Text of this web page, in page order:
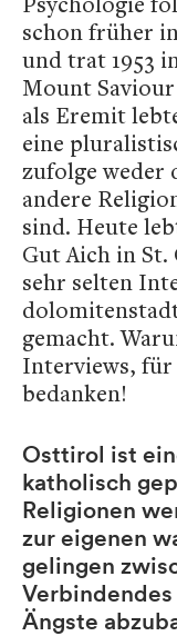
schon früher
und trat 1953
Mount
als Eremit
eine
zufolge weder
andere
sind. Heute
Gut Aich in
sehr selten
gemacht.
Interviews, für
bedanken!
Osttirol ist
katholisch
Religionen
zur eigenen
gelingen
Ängste